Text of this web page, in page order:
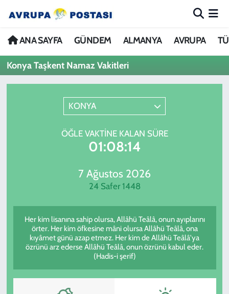
ANA SAYFA GÜNDEM ALMANYA AVRUPA
Konya Taşkent Namaz Vakitleri
KONYA
ÖĞLE VAKTINE KALAN SÜRE
01:08:14
7 Ağustos 2026
24 Safer 1448
Her kim lisanına sahip olursa, Allâhü Teâlâ, onun ayıplarını
örter. Her kim öfkesine mâni olursa Allâhü Teâlâ, ona
kıyâmet günü azap etmez. Her kim de Allâhü Teâlâ'ya
özrünü arz ederse Allâhü Teâlâ, onun özrünü kabul eder.
(Hadis-i şerif)
ANA SAYFA
GÜNDEM
SPOR
KADIN
Nöbetçi Eczaneler
Hava Durumu
Trafik Durumu
Avrupa Ligi Puan Durumu ve Fikstür
Tüm Manşetler
Haber Arşivi